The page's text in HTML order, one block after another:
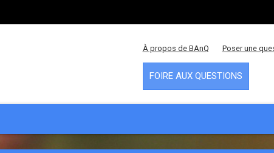
À propos de BAnQ Poser une
FOIRE AUX QUESTIONS